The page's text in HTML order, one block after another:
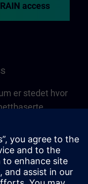
access
er stedet hvor
fra SITRAIN
ikke noe